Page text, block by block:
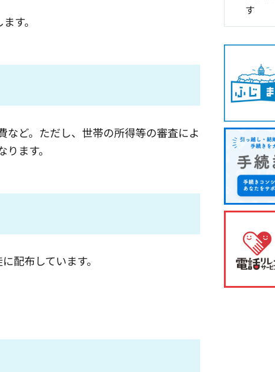
す。
ど。ただし、世帯の所得等の審査によ
ます。
配布しています。
す